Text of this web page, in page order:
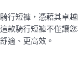
行短褲，憑藉其卓
款騎行短褲不僅讓
適、更高效。